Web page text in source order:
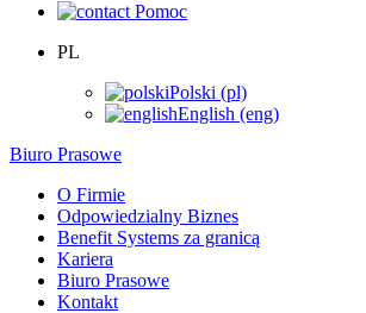
Pomoc
PL
Polski (pl)
English (eng)
Biuro Prasowe
O Firmie
Odpowiedzialny Biznes
Benefit Systems za granicą
Kariera
Biuro Prasowe
Kontakt